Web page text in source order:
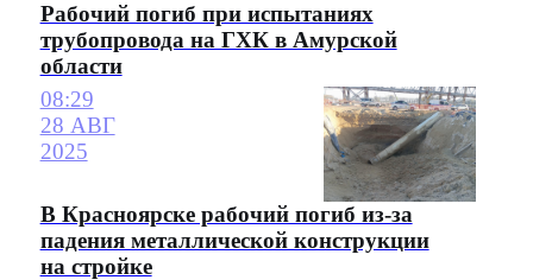
Рабочий погиб при испытаниях
трубопровода на ГХК в Амурской
области
08:29
28 АВГ
2025
В Красноярске рабочий погиб из-за
падения металлической конструкции
на стройке